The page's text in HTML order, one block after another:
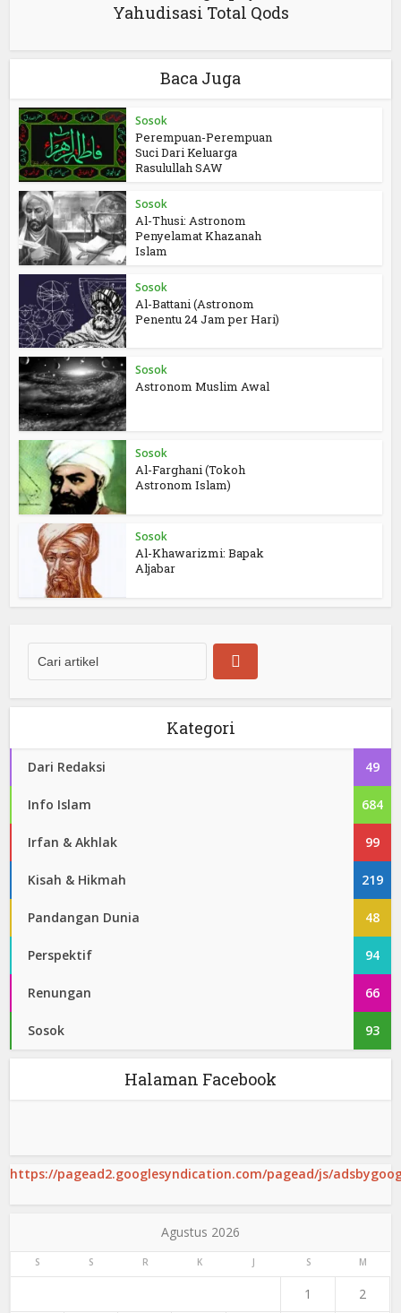
Yahudisasi Total Qods
Baca Juga
Sosok
Perempuan-Perempuan
Suci Dari Keluarga
Rasulullah SAW
Sosok
Al-Thusi: Astronom
Penyelamat Khazanah
Islam
Sosok
Al-Battani (Astronom
Penentu 24 Jam per Hari)
Sosok
Astronom Muslim Awal
Sosok
Al-Farghani (Tokoh
Astronom Islam)
Sosok
Al-Khawarizmi: Bapak
Aljabar
Kategori
Dari Redaksi 49
Info Islam 684
Irfan & Akhlak 99
Kisah & Hikmah 219
Pandangan Dunia 48
Perspektif 94
Renungan 66
Sosok 93
Halaman Facebook
https://pagead2.googlesyndication.com/pagead/js/
Agustus 2026
S S R K J S M
1 2